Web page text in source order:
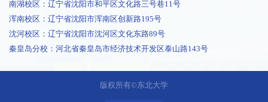
南湖校区：辽宁省沈阳市和平区文化路三号巷11号
浑南校区：辽宁省沈阳市浑南区创新路195号
沈河校区：辽宁省沈阳市沈河区文化东路89号
秦皇岛分校：河北省秦皇岛市经济技术开发区泰山路143号
版权所有©东北大学